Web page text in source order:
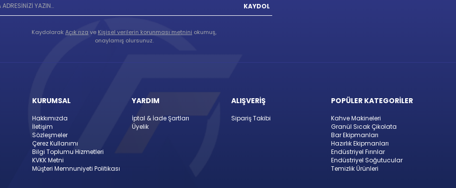
KAYDOL
KaydolarakAçık rıza ve Kişisel verilerin korunması metnini okumuş,
onaylamış olursunuz.
KURUMSAL
Hakkımızda
İletişim
Sözleşmeler
Çerez Kullanımı
Bilgi Toplumu Hizmetleri
KVKK Metni
Müşteri Memnuniyeti Politikası
YARDIM
İptal & İade Şartları
Üyelik
ALIŞVERİŞ
Sipariş Takibi
POPÜLER KATEGORİLER
Kahve Makineleri
Granül Sıcak Çikolata
Bar Ekipmanları
Hazırlık Ekipmanları
Endüstriyel Fırınlar
Endüstriyel Soğutucular
Temizlik Ürünleri